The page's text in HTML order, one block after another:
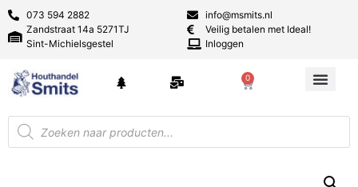
073 594 2882
Zandstraat 14a 5271TJ
Sint-Michielsgestel
info@msmits.nl
Veilig betalen met Ideal!
Inloggen
0